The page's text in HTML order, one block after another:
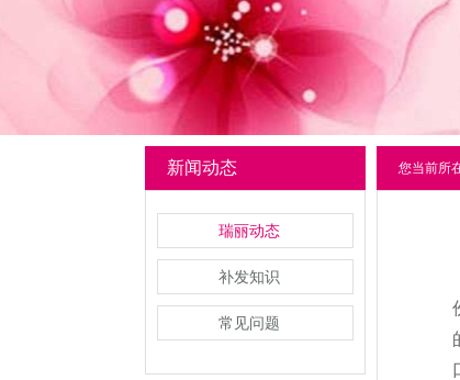
新闻动态
瑞丽动态
补发知识
常见问题
您当前所